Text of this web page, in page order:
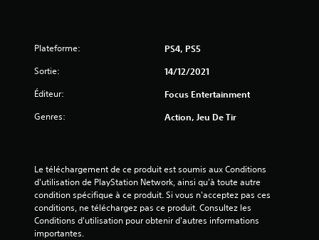
i
s
Plateforme: PS4, PS5
Sortie: 14/12/2021
Éditeur: Focus Entertainment
Genres: Action, Jeu De Tir
Le téléchargement de ce produit est soumis aux Conditions
d'utilisation de PlayStation Network, ainsi qu'à toute autre
condition spécifique à ce produit. Si vous n'acceptez pas ces
conditions, ne téléchargez pas ce produit. Consultez les
Conditions d'utilisation pour obtenir d'autres informations
importantes.